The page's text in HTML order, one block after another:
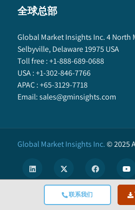
联系我们
全球总部
Global Market Insights Inc. 4 North
Selbyville, Delaware 19975 USA
Toll free :+1-888-689-0688
USA :+1-302-846-7766
APAC :+65-3129-7718
Email:sales@gminsights.com
Global Market Insights Inc.©2025
We use cookies to enhance user